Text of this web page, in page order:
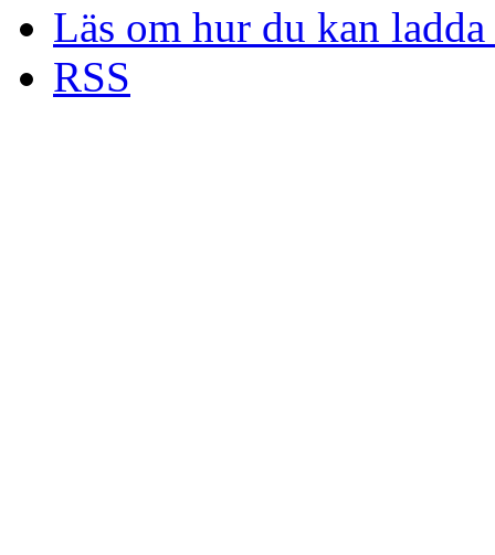
Läs om hur du kan
RSS